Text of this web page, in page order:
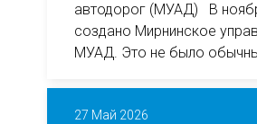
автодорог (МУАД) В
создано Мирнинское
МУАД. Это не было
27 Май 2026